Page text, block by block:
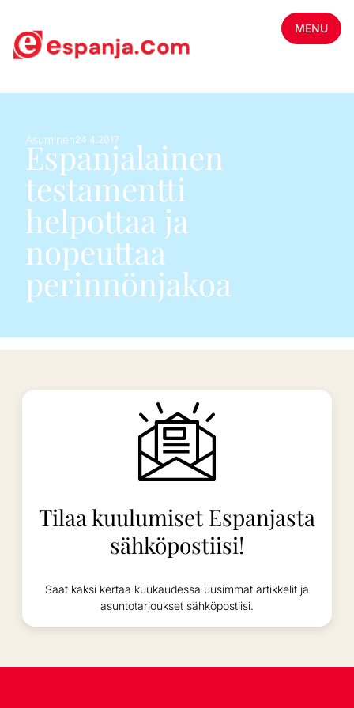
MENU
Asuminen24.4.2017
Espanjalainen
testamentti
helpottaa ja
nopeuttaa
perinnönjakoa
Tilaa kuulumiset Espanjasta
sähköpostiisi!
Saat kaksi kertaa kuukaudessa uusimmat artikkelit ja
asuntotarjoukset sähköpostiisi.